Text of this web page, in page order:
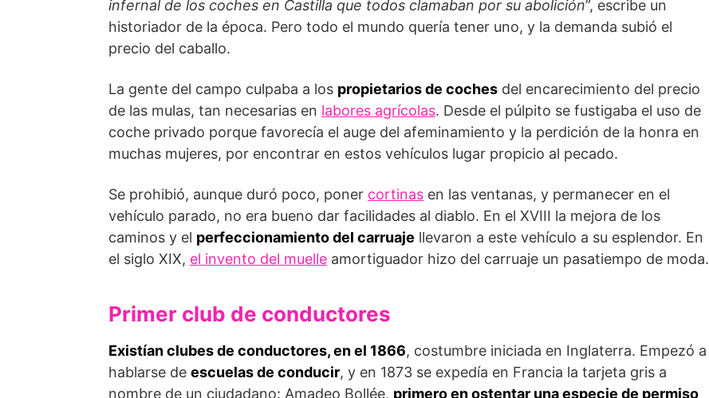
infernal de los coches en Castilla que todos clamaban por su abolición”, escribe un
historiador de la época. Pero todo el mundo quería tener uno, y la demanda subió el
precio del caballo.
La gente del campo culpaba a los propietarios de coches del encarecimiento del precio
de las mulas, tan necesarias en labores agrícolas. Desde el púlpito se fustigaba el uso de
coche privado porque favorecía el auge del afeminamiento y la perdición de la honra en
muchas mujeres, por encontrar en estos vehículos lugar propicio al pecado.
Se prohibió, aunque duró poco, poner cortinas en las ventanas, y permanecer en el
vehículo parado, no era bueno dar facilidades al diablo. En el XVIII la mejora de los
caminos y el perfeccionamiento del carruaje llevaron a este vehículo a su esplendor. En
el siglo XIX, el invento del muelle amortiguador hizo del carruaje un pasatiempo de moda.
Primer club de conductores
Existían clubes de conductores, en el 1866, costumbre iniciada en Inglaterra. Empezó a
hablarse de escuelas de conducir, y en 1873 se expedía en Francia la tarjeta gris a
nombre de un ciudadano: Amadeo Bollée, primero en ostentar una especie de permiso